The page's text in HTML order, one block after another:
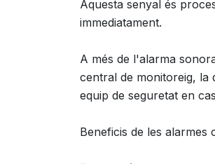
Aquesta senyal és
immediatament.
A més de l'alarma
central de monitoreig, la
equip de seguretat en
Beneficis de les alarmes